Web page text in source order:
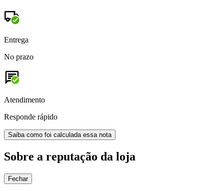
Entrega
No prazo
Atendimento
Responde rápido
Saiba como foi calculada essa nota
Sobre a reputação da loja
Fechar